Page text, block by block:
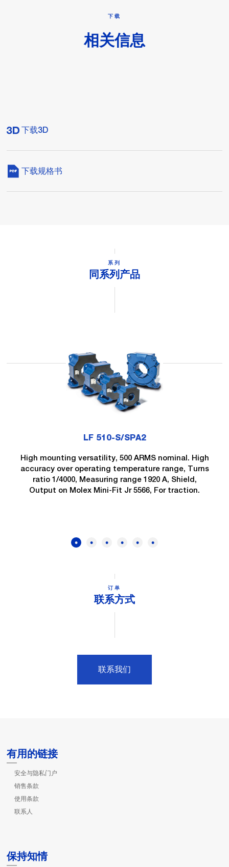
下载
相关信息
下载3D
下载规格书
系列
同系列产品
LF 510-S/SPA2
High mounting versatility, 500 ARMS nominal. High
accuracy over operating temperature range, Turns
ratio 1/4000, Measuring range 1920 A, Shield,
Output on Molex Mini-Fit Jr 5566, For traction.
订单
联系方式
联系我们
有用的链接
安全与隐私门户
销售条款
使用条款
联系人
保持知情